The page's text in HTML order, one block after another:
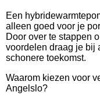
Een
alleen goed voor je
Door over te stappen
voordelen draag je bij
schonere toekomst.
Waarom kiezen voor
Angelslo?